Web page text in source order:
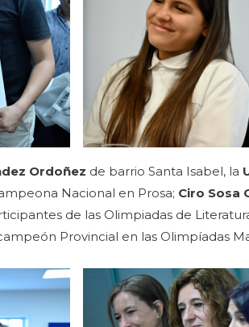
Ordoñez de barrio Santa Isabel, la
Nacional en Prosa; Ciro Sosa
de las Olimpiadas de
Provincial en las Olimpíadas